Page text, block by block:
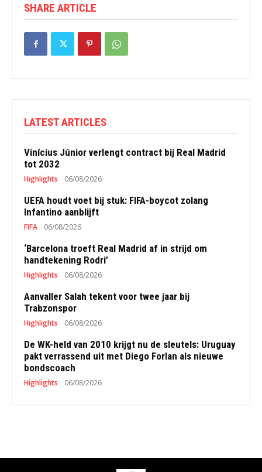
SHARE ARTICLE
LATEST ARTICLES
Vinícius Júnior verlengt contract bij Real Madrid
tot 2032
Highlights 06/08/2026
UEFA houdt voet bij stuk: FIFA-boycot zolang
Infantino aanblijft
FIFA 06/08/2026
‘Barcelona troeft Real Madrid af in strijd om
handtekening Rodri’
Highlights 06/08/2026
Aanvaller Salah tekent voor twee jaar bij
Trabzonspor
Highlights 06/08/2026
De WK-held van 2010 krijgt nu de sleutels: Uruguay
pakt verrassend uit met Diego Forlan als nieuwe
bondscoach
Highlights 06/08/2026